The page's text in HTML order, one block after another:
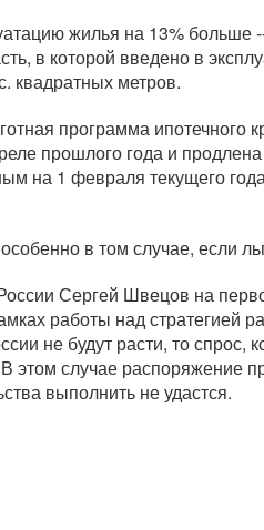
жилья на 13% больше
в которой введено в
квадратных метров.
программа
прошлого года и
на 1 февраля текущего
в том случае, если
Сергей Швецов на
работы над стратегией
не будут расти, то спрос,
этом случае распоряжение
выполнить не удастся.